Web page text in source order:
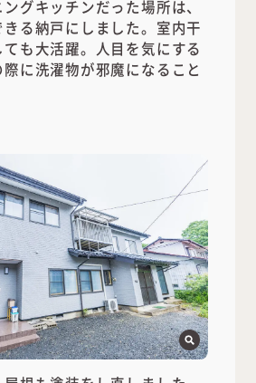
グキッチンだった場所は、
る納戸にしました。室内干
も大活躍。人目を気にする
に洗濯物が邪魔になること